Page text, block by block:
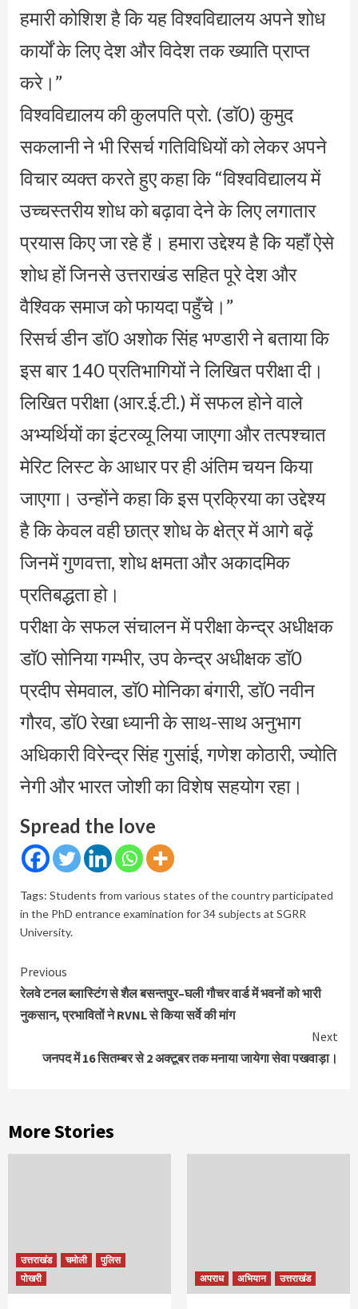
हमारी कोशिश है कि यह विश्वविद्यालय अपने शोध
कार्यों के लिए देश और विदेश तक ख्याति प्राप्त
करे।”
विश्वविद्यालय की कुलपति प्रो. (डाॅ0) कुमुद
सकलानी ने भी रिसर्च गतिविधियों को लेकर अपने
विचार व्यक्त करते हुए कहा कि “विश्वविद्यालय में
उच्चस्तरीय शोध को बढ़ावा देने के लिए लगातार
प्रयास किए जा रहे हैं। हमारा उद्देश्य है कि यहाँ ऐसे
शोध हों जिनसे उत्तराखंड सहित पूरे देश और
वैश्विक समाज को फायदा पहुँचे।”
रिसर्च डीन डाॅ0 अशोक सिंह भण्डारी ने बताया कि
इस बार 140 प्रतिभागियों ने लिखित परीक्षा दी।
लिखित परीक्षा (आर.ई.टी.) में सफल होने वाले
अभ्यर्थियों का इंटरव्यू लिया जाएगा और तत्पश्चात
मेरिट लिस्ट के आधार पर ही अंतिम चयन किया
जाएगा। उन्होंने कहा कि इस प्रक्रिया का उद्देश्य
है कि केवल वही छात्र शोध के क्षेत्र में आगे बढ़ें
जिनमें गुणवत्ता, शोध क्षमता और अकादमिक
प्रतिबद्धता हो।
परीक्षा के सफल संचालन में परीक्षा केन्द्र अधीक्षक
डाॅ0 सोनिया गम्भीर, उप केन्द्र अधीक्षक डाॅ0
प्रदीप सेमवाल, डाॅ0 मोनिका बंगारी, डाॅ0 नवीन
गौरव, डाॅ0 रेखा ध्यानी के साथ-साथ अनुभाग
अधिकारी विरेन्द्र सिंह गुसांई, गणेश कोठारी, ज्योति
नेगी और भारत जोशी का विशेष सहयोग रहा।
Spread the love
Tags: Students from various states of the country participated
in the PhD entrance examination for 34 subjects at SGRR
University.
Continue
Reading
Previous
रेलवे टनल ब्लास्टिंग से शैल बसन्तपुर–घली गौचर वार्ड में भवनों को भारी
नुकसान, प्रभावितों ने RVNL से किया सर्वे की मांग
Next
जनपद में 16 सितम्बर से 2 अक्टूबर तक मनाया जायेगा सेवा पखवाड़ा।
More Stories
उत्तराखंड चमोली
पुलिस
पोखरी
अपराध अभियान उत्तराखंड